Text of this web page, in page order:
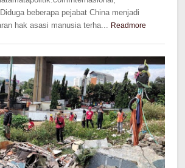
beberapa pejabat China menjadi
hak asasi manusia terha... Readmore